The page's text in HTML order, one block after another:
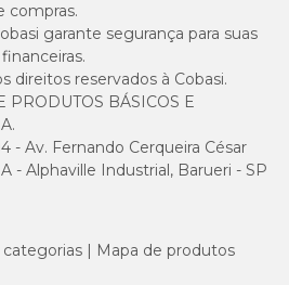
compras.
garante segurança para suas
direitos reservados à Cobasi.
PRODUTOS BÁSICOS E
- Av. Fernando Cerqueira César
- Alphaville Industrial, Barueri - SP
categorias Mapa de produtos